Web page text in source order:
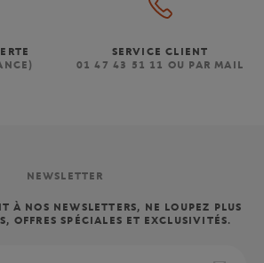
SERVICE CLIENT
01 47 43 51 11 OU PAR MAIL
NEWSLETTER
À NOS NEWSLETTERS, NE LOUPEZ PLUS
OFFRES SPÉCIALES ET EXCLUSIVITÉS.